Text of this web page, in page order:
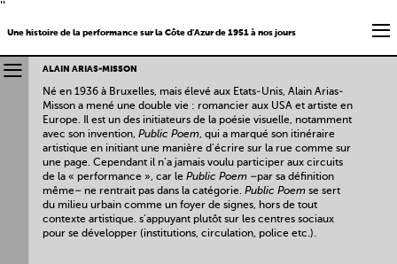
''
Une histoire de la performance sur la Côte d'Azur de 1951 à nos jours
ALAIN ARIAS-MISSON
Né en 1936 à Bruxelles, mais élevé aux Etats-Unis, Alain Arias-
Misson a mené une double vie : romancier aux USA et artiste en
Europe. Il est un des initiateurs de la poésie visuelle, notamment
avec son invention, Public Poem, qui a marqué son itinéraire
artistique en initiant une manière d’écrire sur la rue comme sur
une page. Cependant il n’a jamais voulu participer aux circuits
de la « performance », car le Public Poem –par sa définition
même– ne rentrait pas dans la catégorie. Public Poem se sert
du milieu urbain comme un foyer de signes, hors de tout
contexte artistique. s’appuyant plutôt sur les centres sociaux
pour se développer (institutions, circulation, police etc.).